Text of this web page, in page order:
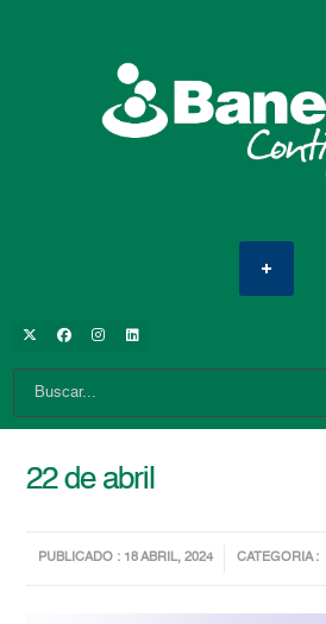
22 de abril
PUBLICADO : 18 ABRIL, 2024 CATEGORIA :